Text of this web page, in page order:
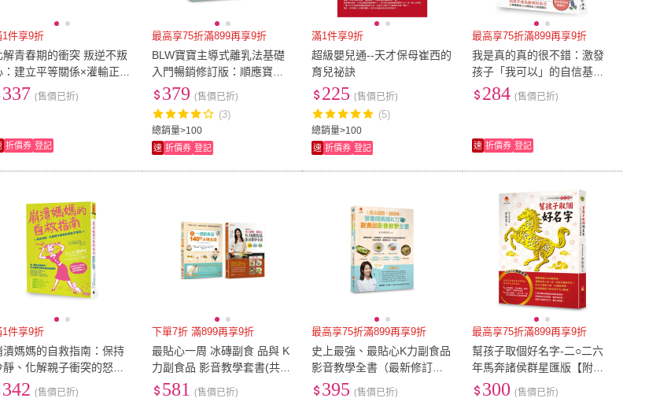
1件享9折
解青春期的衝突 叛逆不叛
：建立平等關係×灌輸正面
值……以「理解」代替
對抗」 成為孩子成長的引
337 (售價已折)
折價券 登記
最高享75折滿899再享9折
BLW寶寶主導式離乳法基礎
入門暢銷修訂版：順應寶寶
天性的進食法，讓孩子自然
學會吃！
總銷量>100
379 (售價已折)
(3)
速 折價券 登記
滿1件享9折
超級嬰兒通--天才保母崔西的
育兒祕訣
總銷量>100
225 (售價已折)
(5)
速 折價券 登記
最高享75折滿899再享9折
我是真的真的很不錯：激發
孩子「我可以」的自信基因
29堂內在力量養成術X 20個
親子練習
284 (售價已折)
速 折價券 登記
1件享9折
潰媽媽的自救指南：保持
靜、化解親子衝突的怒氣
復法
342 (售價已折)
下單7折 滿899再享9折
最貼心一周 冰磚副食 品與 K
力副食品 影音教學套書(共2
本)：一週副食品 140道冰磚
581 (售價已折)
最高享75折滿899再享9折
史上最強、最貼心K力副食品
影音教學全書（最新修訂
版）
395 (售價已折)
最高享75折滿899再享9折
幫孩子取個好名字-二○二六
年馬奔諸侯群星匯版【附：2
026年度運勢預測寶典＆簡易
300 (售價已折)